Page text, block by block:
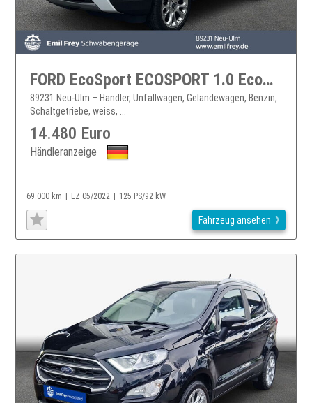
FORD EcoSport ECOSPORT 1.0 EcoBoost TITANIUM
89231 Neu-Ulm – Händler, Unfallwagen, Geländewagen, Benzin,
Schaltgetriebe, weiss, ...
14.480 Euro
Händleranzeige
69.000 km EZ 05/2022 125 PS/92 kW
Fahrzeug ansehen